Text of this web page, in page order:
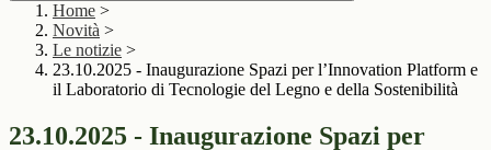
Home >
Novità >
Le notizie >
23.10.2025 - Inaugurazione Spazi per l’Innovation Platform e
il Laboratorio di Tecnologie del Legno e della Sostenibilità
23.10.2025 - Inaugurazione Spazi per